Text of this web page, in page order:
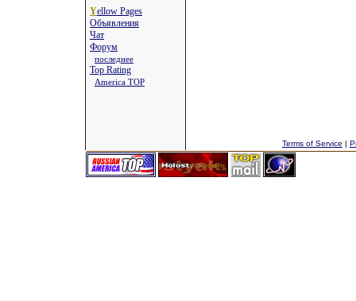
Yellow Pages
Объявления
Чат
Форум
последнее
Top Rating
America TOP
Terms of Service |